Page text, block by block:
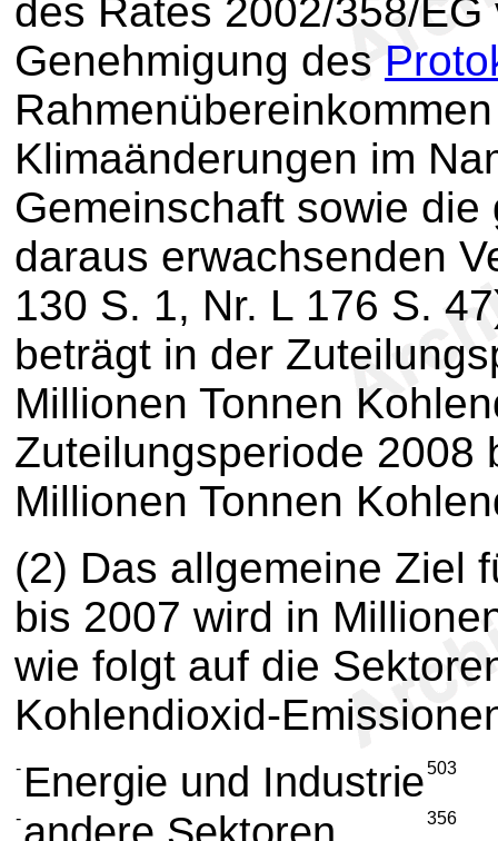
des Rates 2002/358/
Genehmigung des
Klimaänderungen im
Gemeinschaft sowie
daraus erwachsenden
130 S. 1, Nr. L 176 S.
beträgt in der
Millionen Tonnen
Zuteilungsperiode 2008
Millionen Tonnen
(2) Das allgemeine Ziel
bis 2007 wird in
wie folgt auf die
Kohlendioxid-
- Energie und Industrie503
- 356